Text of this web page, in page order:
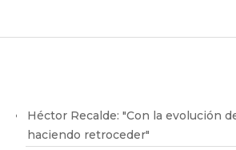
Héctor Recalde: "Con la evolución
haciendo retroceder"